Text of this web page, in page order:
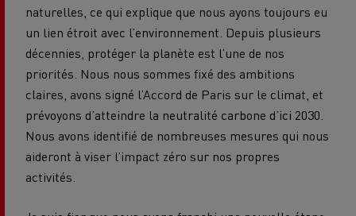
naturelles, ce qui explique que nous ayons toujours eu
un lien étroit avec l’environnement. Depuis plusieurs
décennies, protéger la planète est l’une de nos
priorités. Nous nous sommes fixé des ambitions
claires, avons signé l’Accord de Paris sur le climat, et
prévoyons d’atteindre la neutralité carbone d’ici 2030.
Nous avons identifié de nombreuses mesures qui nous
aideront à viser l’impact zéro sur nos propres
activités.